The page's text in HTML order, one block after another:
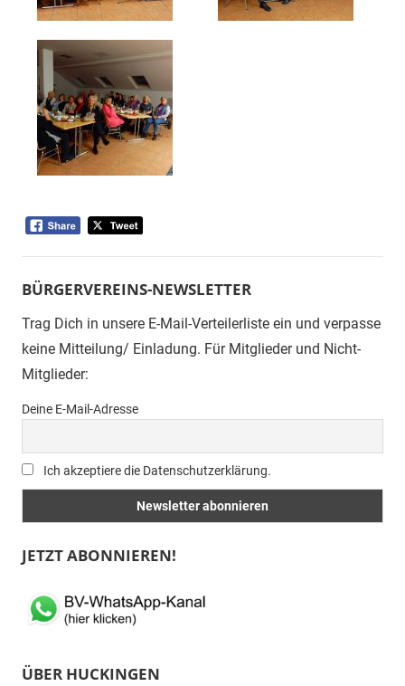
BÜRGERVEREINS-NEWSLETTER
Trag Dich in unsere E-Mail-Verteilerliste ein und verpasse
keine Mitteilung/ Einladung. Für Mitglieder und Nicht-
Mitglieder:
Deine E-Mail-Adresse
Ich akzeptiere die Datenschutzerklärung.
JETZT ABONNIEREN!
ÜBER HUCKINGEN